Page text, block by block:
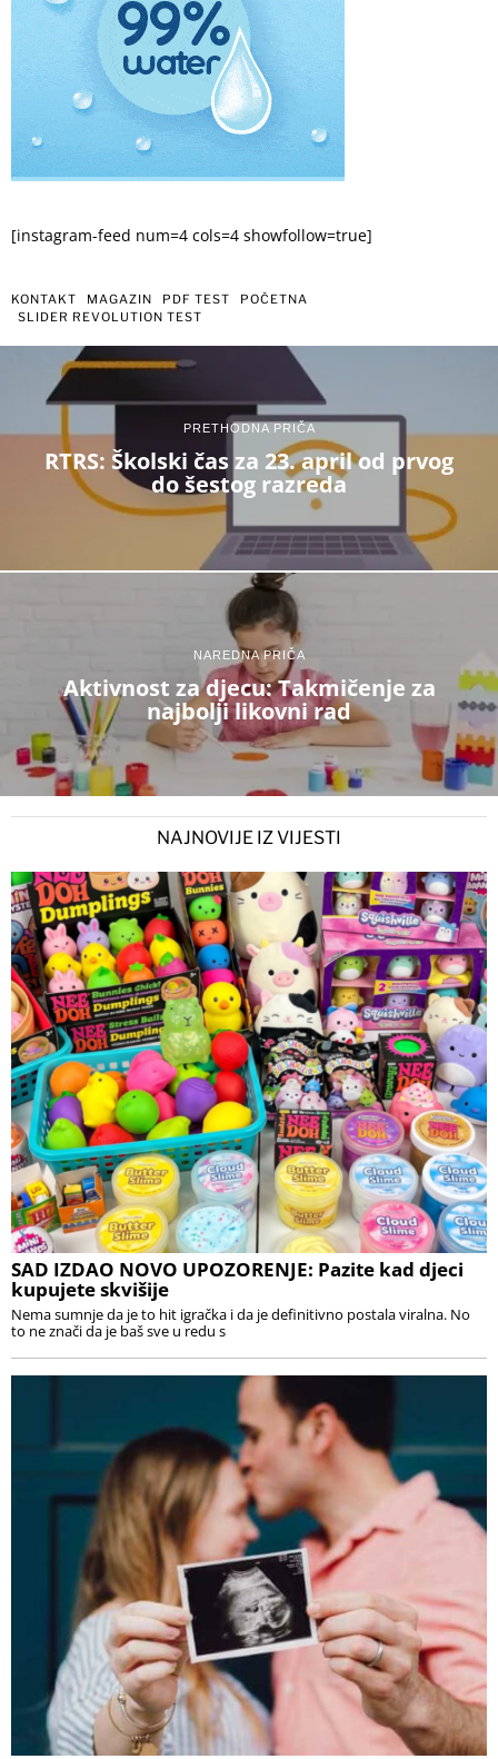
[instagram-feed num=4 cols=4 showfollow=true]
KONTAKT MAGAZIN PDF TEST
POČETNA
SLIDER REVOLUTION TEST
PRETHODNA PRIČA
RTRS: Školski čas za 23. april od prvog
do šestog razreda
NAREDNA PRIČA
Aktivnost za djecu: Takmičenje za
najbolji likovni rad
NAJNOVIJE IZ VIJESTI
SAD IZDAO NOVO UPOZORENJE: Pazite kad djeci
kupujete skvišije
Nema sumnje da je to hit igračka i da je definitivno postala viralna. No
to ne znači da je baš sve u redu s